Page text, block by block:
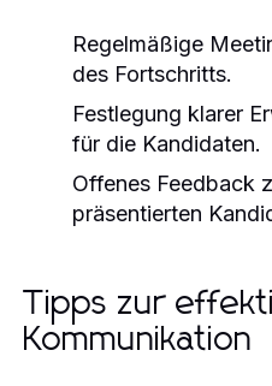
Regelmäßige
des Fortschritts.
Festlegung klarer
für die Kandidaten.
Offenes Feedback
präsentierten
Tipps zur
Kommunikation